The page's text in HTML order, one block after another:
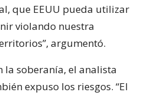
que EEUU pueda utilizar
violando nuestra
argumentó.
la soberanía, el analista
expuso los riesgos. “El